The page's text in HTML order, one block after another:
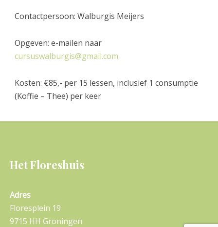
Contactpersoon: Walburgis Meijers
Opgeven: e-mailen naar
cursuswalburgis@gmail.com
Kosten: €85,- per 15 lessen, inclusief 1 consumptie
(Koffie – Thee) per keer
Het Floreshuis
Adres
Floresplein 19
9715 HH Groningen